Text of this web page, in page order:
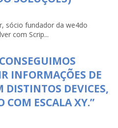
sócio fundador da we4do
com Scrip...
INFORMAÇÕES DE
DISTINTOS DEVICES,
COM ESCALA XY.”